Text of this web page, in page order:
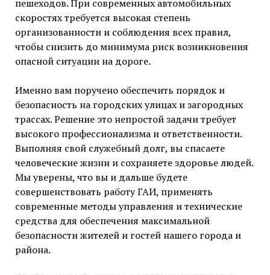
пешеходов. При современных автомобильных
скоростях требуется высокая степень
организованности и соблюдения всех правил,
чтобы снизить до минимума риск возникновения
опасной ситуации на дороге.
Именно вам поручено обеспечить порядок и
безопасность на городских улицах и загородных
трассах. Решение это непростой задачи требует
высокого профессионализма и ответственности.
Выполняя свой служебный долг, вы спасаете
человеческие жизни и сохраняете здоровье людей.
Мы уверены, что вы и дальше будете
совершенствовать работу ГАИ, применять
современные методы управления и технические
средства для обеспечения максимальной
безопасности жителей и гостей нашего города и
района.